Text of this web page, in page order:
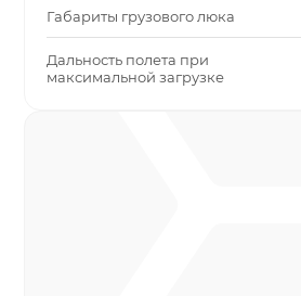
Габариты грузового люка
Дальность полета при
максимальной загрузке